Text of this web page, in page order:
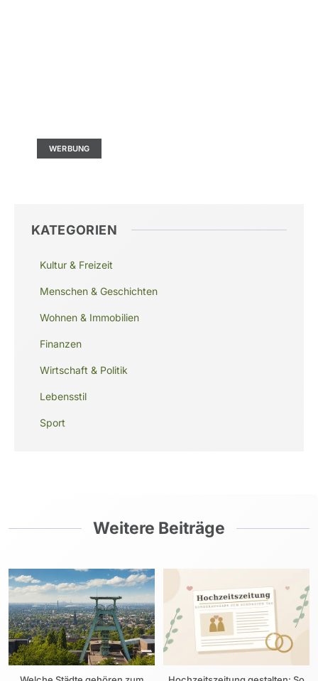
WERBUNG
KATEGORIEN
Kultur & Freizeit
Menschen & Geschichten
Wohnen & Immobilien
Finanzen
Wirtschaft & Politik
Lebensstil
Sport
Weitere Beiträge